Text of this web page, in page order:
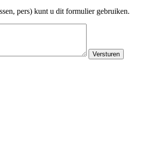
pers) kunt u dit formulier gebruiken.
Versturen